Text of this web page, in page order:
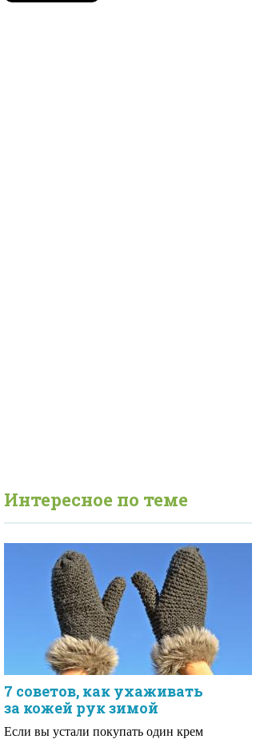
Интересное по теме
7 советов, как ухаживать
за кожей рук зимой
Если вы устали покупать один крем